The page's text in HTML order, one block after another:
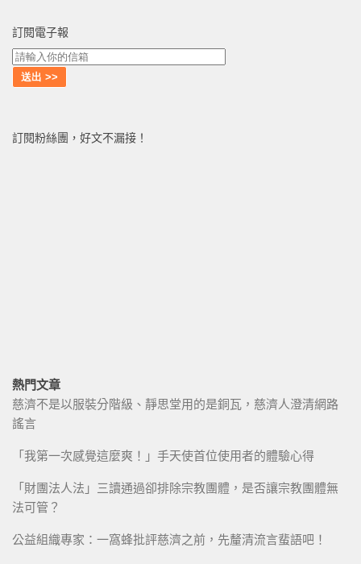
訂閱電子報
訂閱粉絲團，好文不漏接！
熱門文章
慈濟不是以服裝分階級、靜思堂用的是銅瓦，慈濟人澄清網路
謠言
「我第一次感覺這麼爽！」手天使首位使用者的體驗心得
「財團法人法」三讀通過卻排除宗教團體，是否讓宗教團體無
法可管？
公益組織專家：一窩蜂批評慈濟之前，先釐清流言蜚語吧！